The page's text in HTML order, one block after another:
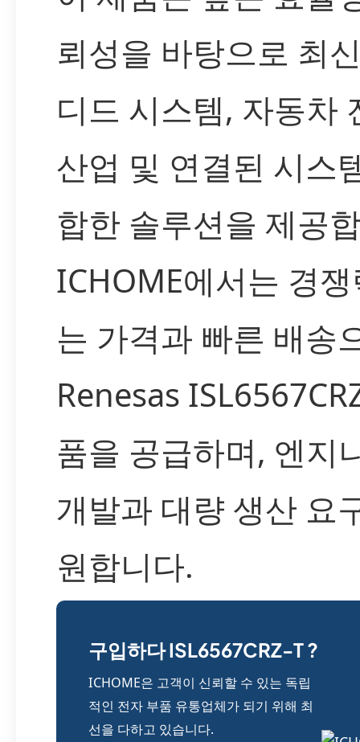
뢰성을 바탕으로 최
디드 시스템, 자동차
산업 및 연결된 시스
합한 솔루션을 제공
ICHOME에서는 경
는 가격과 빠른 배송
Renesas
품을 공급하며, 엔지
개발과 대량 생산 요
원합니다.
구입하다 ISL6567CRZ-T ?
ICHOME은 고객이 신뢰할 수 있는 독립
적인 전자 부품 유통업체가 되기 위해 최
선을 다하고 있습니다.